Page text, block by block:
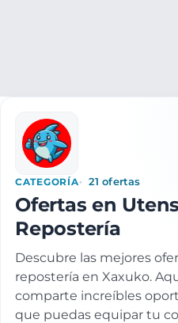
CATEGORÍA 21 ofertas
Ofertas en
Repostería
Descubre las mejores
repostería en Xaxuko.
comparte increíbles
que puedas equipar tu